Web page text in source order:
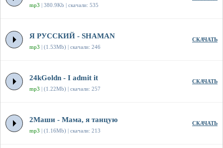
mp3 | 380.9Kb | скачали: 535
Я РУССКИЙ - SHAMAN
mp3 | (1.53Mb) | скачали: 246
СКАЧАТЬ
24kGoldn - I admit it
mp3 | (1.22Mb) | скачали: 257
СКАЧАТЬ
2Маши - Мама, я танцую
mp3 | (1.16Mb) | скачали: 213
СКАЧАТЬ